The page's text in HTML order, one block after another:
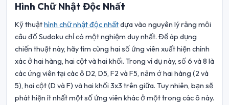
Hình Chữ Nhật Độc Nhất
Kỹ thuậthình chữ nhật độc nhấtdựa vào nguyên lý rằng mỗi
câu đố Sudoku chỉ có một nghiệm duy nhất. Để áp dụng
chiến thuật này, hãy tìm cùng hai số ứng viên xuất hiện chính
xác ở hai hàng, hai cột và hai khối. Trong ví dụ này, số 6 và 8 là
các ứng viên tại các ô D2, D5, F2 và F5, nằm ở hai hàng (2 và
5), hai cột (D và F) và hai khối 3x3 trên giữa. Tuy nhiên, bạn sẽ
phát hiện ít nhất một số ứng viên khác ở một trong các ô này.